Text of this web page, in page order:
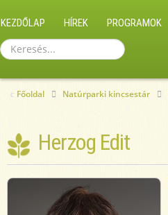
KEZDŐLAP HÍREK PROGRAMOK
Keresés...
Főoldal Natúrparki kincsestár
Herzog Edit